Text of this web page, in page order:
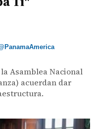
Asamblea Nacional
acuerdan dar